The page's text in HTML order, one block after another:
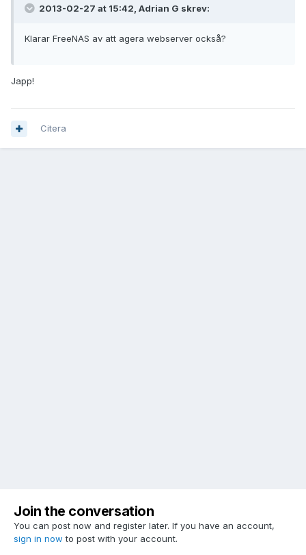
2013-02-27 at 15:42, Adrian G skrev:
Klarar FreeNAS av att agera webserver också?
Japp!
Citera
Join the conversation
You can post now and register later. If you have an account,
sign in now to post with your account.